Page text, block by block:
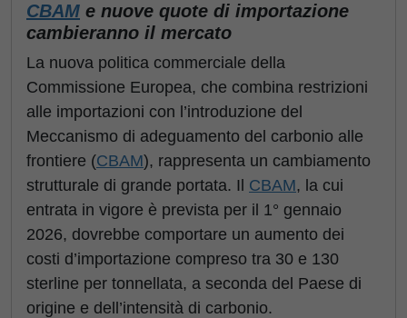
CBAM e nuove quote di importazione
cambieranno il mercato
La nuova politica commerciale della
Commissione Europea, che combina restrizioni
alle importazioni con l’introduzione del
Meccanismo di adeguamento del carbonio alle
frontiere (CBAM), rappresenta un cambiamento
strutturale di grande portata. Il CBAM, la cui
entrata in vigore è prevista per il 1° gennaio
2026, dovrebbe comportare un aumento dei
costi d’importazione compreso tra 30 e 130
sterline per tonnellata, a seconda del Paese di
origine e dell’intensità di carbonio.